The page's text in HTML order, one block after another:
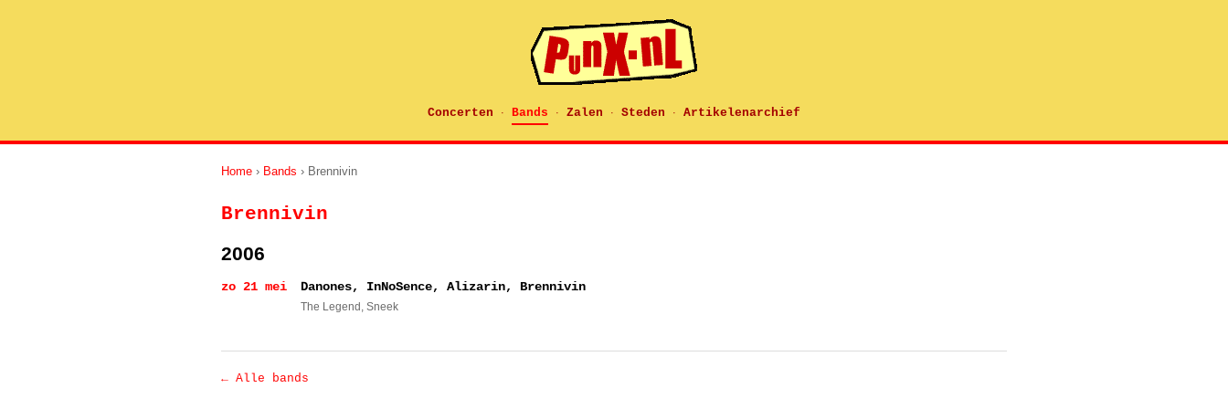
Concerten · Bands · Zalen · Steden · Artikelenarchief
Home › Bands › Brennivin
Brennivin
2006
zo 21 mei Danones, InNoSence, Alizarin, Brennivin
The Legend , Sneek
← Alle bands